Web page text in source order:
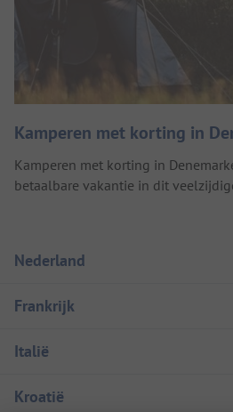
Kamperen met korting in
Kamperen met korting in
betaalbare vakantie in dit
Nederland
Frankrijk
Italië
Kroatië